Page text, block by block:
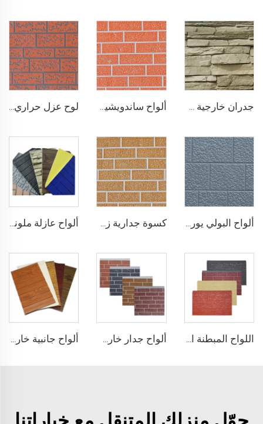
جدران خارجية من الألواح المعدنية 16 مم لوحة معدنية منقوشة زخرفية مقاومة للحريق ألواح ساندويشية من البولي يوريثين ألواح ساندويشية من الصلب مقاومة لعوادل الجو عزل حراري للجدران الخارجية المعدنية عزل حراري للواجهات المنزلية لوح عزل حراري للواجهات الخارجية مقاوم للحريق بقلب من رغوة البولي يوريثين (PU)، ألواح ساندويشية بدون فواصل، تغليف معدني للجدران في المنازل
ألواح البولي يوريثين المزدوجة المنحوتة من المعادن، ألواح تزيينية للجدران الخارجية مع عزل حراري من رغوة البولي يوريثين لبيوت صغيرة كسوة جدارية زخرفية من البولي يوريثين على شكل الطوب الاصطناعي المقاوم للحريق، ألواح ساندويشية من رغوة البولي يوريثين مع عزل حراري، ألواح معدنية ساندويشية بدون فواصل ألواح عازلة ملونة مقاومة للنار العزل الخارجي للجدار لوحة PU المدمجة للجدار الخارجي للمنزل
اللواح المبطنة المعدنية الخالية من التوصيل ألواح الزخرفة المزيفة المصنوعة من البولي يوريثين مقاومة للحريق ألواح جدار خارجي مقاومة للماء من رغوة البولي يوريثين العازلة ألواح جانبية خارجية مقاومة للنار من البولي يوريثين ألواح جانبية خارجية معدنية نحتت بسمك 14/16/20/25 مم للأسطح الخارجية والزخرفية للسقف المصنوعة من البولي يوريثين